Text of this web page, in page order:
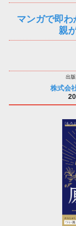
マンガで即
親
株式会